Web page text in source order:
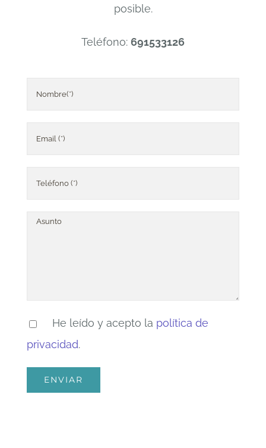
posible.
Teléfono: 691533126
He leído y acepto la política de
privacidad.